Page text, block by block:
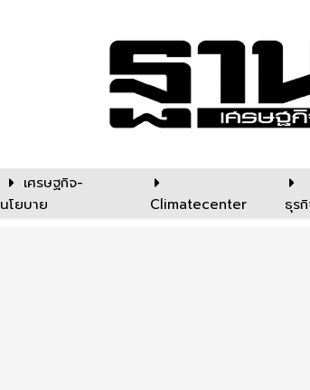
เศรษฐกิจ-
นโยบาย
Climatecenter ธุร